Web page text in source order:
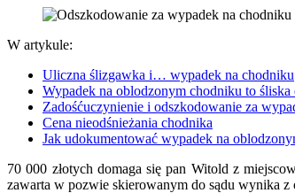
W artykule:
Uliczna ślizgawka i… wypadek na chodniku
Wypadek na oblodzonym chodniku to śliska
Zadośćuczynienie i odszkodowanie za
Cena nieodśnieżania chodnika
Jak udokumentować wypadek na
70 000 złotych domaga się pan Witold z
zawarta w pozwie skierowanym do sądu wynika z